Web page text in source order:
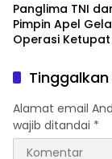
Panglima TNI
Pimpin Apel
Operasi
Alamat email
wajib ditandai *